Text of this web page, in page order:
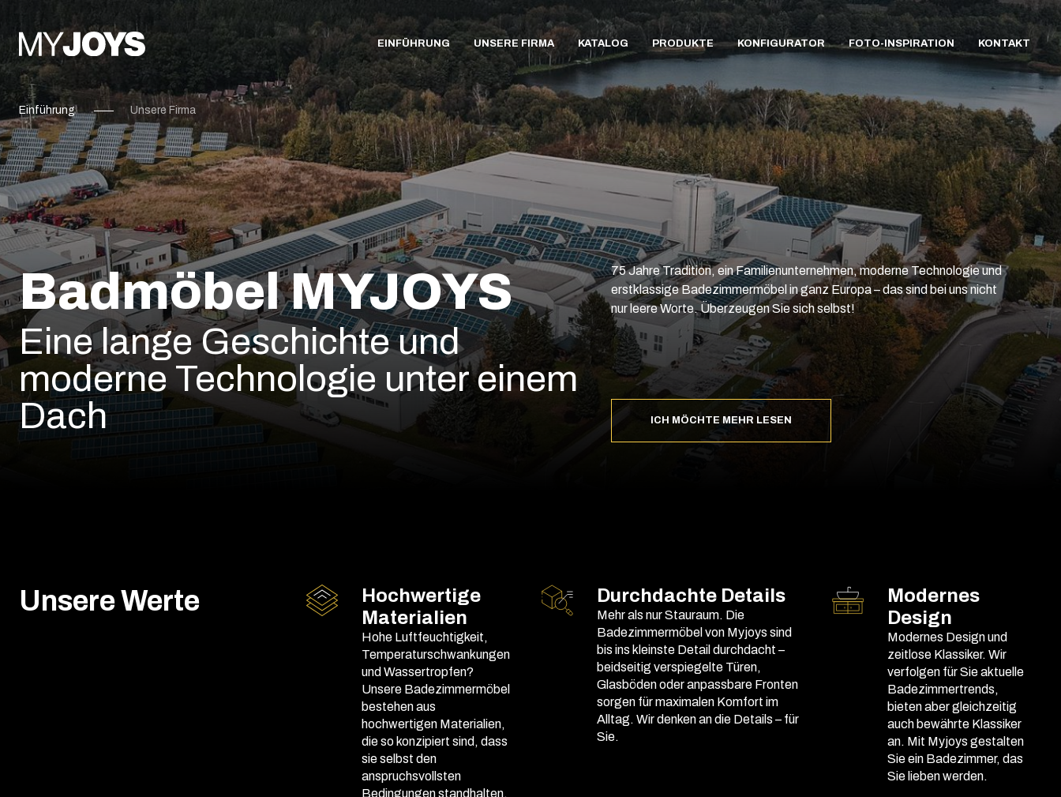
EINFÜHRUNG UNSERE FIRMA KATALOG PRODUKTE KONFIGURATOR FOTO-INSPIRATION KONTAKT
Einführung Unsere Firma
Badmöbel MYJOYS
Eine lange Geschichte und
moderne Technologie unter einem
Dach
75 Jahre Tradition, ein Familienunternehmen, moderne Technologie und
erstklassige Badezimmermöbel in ganz Europa – das sind bei uns nicht
nur leere Worte. Überzeugen Sie sich selbst!
ICH MÖCHTE MEHR LESEN
Unsere Werte
Hochwertige
Materialien
Hohe Luftfeuchtigkeit,
Temperaturschwankungen
und Wassertropfen?
Unsere Badezimmermöbel
bestehen aus
hochwertigen Materialien,
die so konzipiert sind, dass
sie selbst den
anspruchsvollsten
Bedingungen standhalten.
Durchdachte Details
Mehr als nur Stauraum. Die
Badezimmermöbel von Myjoys sind
bis ins kleinste Detail durchdacht –
beidseitig verspiegelte Türen,
Glasböden oder anpassbare Fronten
sorgen für maximalen Komfort im
Alltag. Wir denken an die Details – für
Sie.
Modernes
Design
Modernes Design und
zeitlose Klassiker. Wir
verfolgen für Sie aktuelle
Badezimmertrends,
bieten aber gleichzeitig
auch bewährte Klassiker
an. Mit Myjoys gestalten
Sie ein Badezimmer, das
Sie lieben werden.